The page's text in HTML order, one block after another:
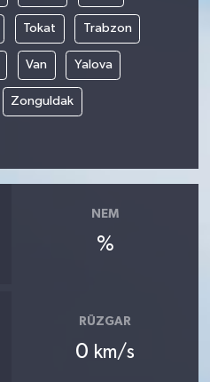
Tokat Trabzon
Van Yalova
Zonguldak
NEM
%
RÜZGAR
0 km/s